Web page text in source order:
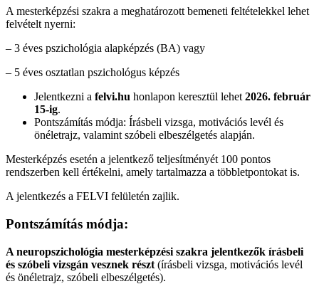
A mesterképzési szakra a meghatározott bemeneti feltételekkel lehet
felvételt nyerni:
– 3 éves pszichológia alapképzés (BA) vagy
– 5 éves osztatlan pszichológus képzés
Jelentkezni a felvi.hu honlapon keresztül lehet 2026. február
15-ig.
Pontszámítás módja: Írásbeli vizsga, motivációs levél és
önéletrajz, valamint szóbeli elbeszélgetés alapján.
Mesterképzés esetén a jelentkező teljesítményét 100 pontos
rendszerben kell értékelni, amely tartalmazza a többletpontokat is.
A jelentkezés a FELVI felületén zajlik.
Pontszámítás módja:
A neuropszichológia mesterképzési szakra jelentkezők írásbeli
és szóbeli vizsgán vesznek részt (írásbeli vizsga, motivációs levél
és önéletrajz, szóbeli elbeszélgetés).